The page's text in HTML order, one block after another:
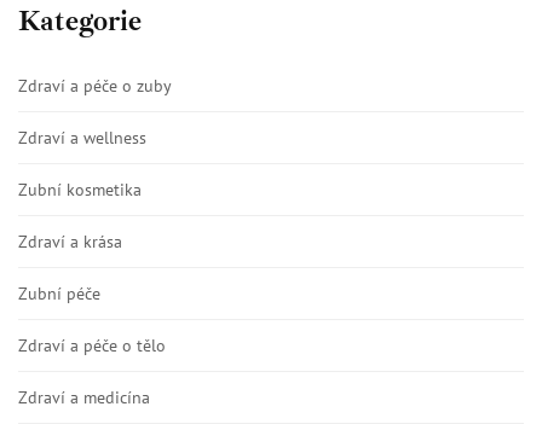
Kategorie
Zdraví a péče o zuby
Zdraví a wellness
Zubní kosmetika
Zdraví a krása
Zubní péče
Zdraví a péče o tělo
Zdraví a medicína